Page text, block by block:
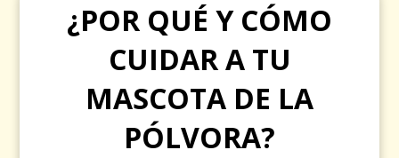
¿POR QUÉ Y CÓMO
CUIDAR A TU
MASCOTA DE LA
PÓLVORA?